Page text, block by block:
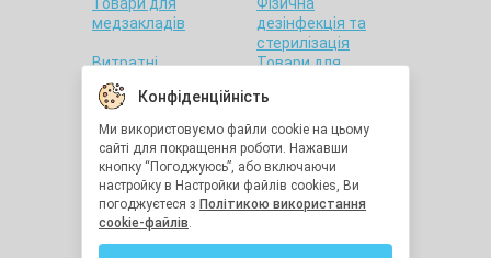
Конфіденційність
Ми використовуємо файли cookie на цьому
сайті для покращення роботи. Нажавши
кнопку “Погоджуюсь”, або включаючи
настройку в Настройки файлів cookies, Ви
погоджуєтеся з Політикою використання
cookie-файлів.
Товари для
медзакладів
Фізична
дезінфекція та
стерилізація
Витратні
матеріали
Товари для
Товари для дому
Санітарна гігієна
Товари для
стоматології
Товари для
лабораторій
Краса та здоров'я
Утилізація
медичних відходів
Засоби
індивідуального
захисту
Остання одиниця